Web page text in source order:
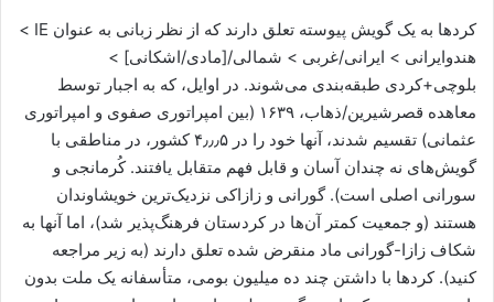
کردها به یک گویش پیوسته تعلق دارند که از نظر زبانی به عنوان IE >
هندوایرانی > ایرانی/غربی > شمالی/[مادی/اشکانی] >
بلوچی+کردی طبقه‌بندی می‌شوند. در اوایل، که به اجبار توسط
معاهده قصرشیرین/ذهاب، ۱۶۳۹ (بین امپراتوری صفوی و امپراتوری
عثمانی) تقسیم شدند، آنها خود را در ۴٫٫٫۵ کشور، در مناطقی با
گویش‌های نه چندان آسان و قابل فهم متقابل یافتند. کُرمانجی و
سورانی اصلی است). گورانی و زازاکی نزدیک‌ترین خویشاوندان
هستند (و جمعیت کمتر آن‌ها در کردستان فرهنگ‌پذیر شد)، اما آنها به
شکاف زازا-گورانی ماد منقرض شده تعلق دارند (به زیر مراجعه
کنید). کردها با داشتن چند ده میلیون بومی، متأسفانه یک ملت بدون